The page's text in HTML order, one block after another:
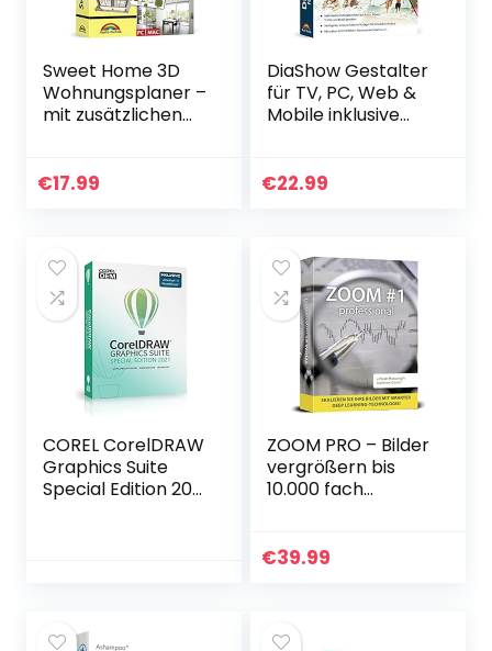
Sweet Home 3D
Wohnungsplaner –
mit zusätzlichen
Handbuch, ideal
Windows 11-10-8-
7-Vista-XP & MAC
€17.99
DiaShow Gestalter
für TV, PC, Web &
Mobile inklusive
11/10/8.1/8/7/Vista
€22.99
COREL CorelDRAW
Graphics Suite
Special Edition 2021
ZOOM PRO – Bilder
vergrößern bis
10.000 fach
€39.99